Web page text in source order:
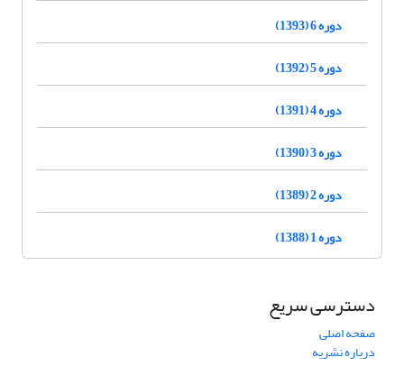
دوره 6 (1393)
دوره 5 (1392)
دوره 4 (1391)
دوره 3 (1390)
دوره 2 (1389)
دوره 1 (1388)
دسترسی سریع
صفحه اصلی
درباره نشریه